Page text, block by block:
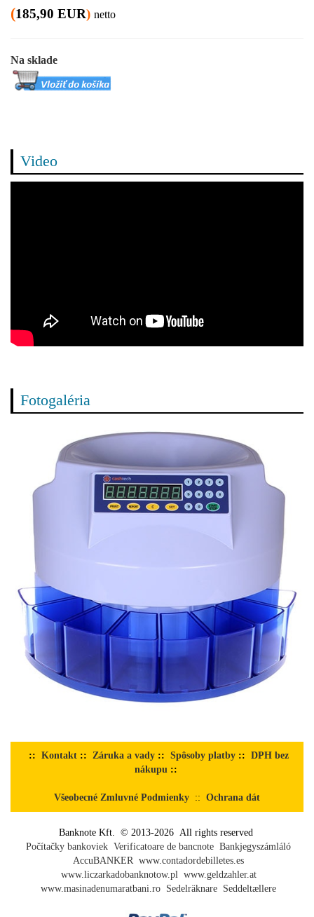
(185,90 EUR) netto
Na sklade
Video
Fotogaléria
:: Kontakt:: Záruka a vady:: Spôsoby platby:: DPH bez
nákupu::
Všeobecné Zmluvné Podmienky :: Ochrana dát
Banknote Kft. © 2013-2026 All rights reserved
Počítačky bankoviek Verificatoare de bancnote Bankjegyszámláló
AccuBANKER www.contadordebilletes.es
www.liczarkadobanknotow.pl www.geldzahler.at
www.masinadenumaratbani.ro Sedelräknare Seddeltællere